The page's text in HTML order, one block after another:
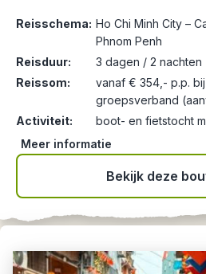
Reisschema: Ho Chi Minh City –
Phnom Penh
Reisduur:
3 dagen / 2 nachten
Reissom:
vanaf € 354,- p.p.
groepsverband
Activiteit:
boot- en fietstocht
Meer informatie
Bekijk deze